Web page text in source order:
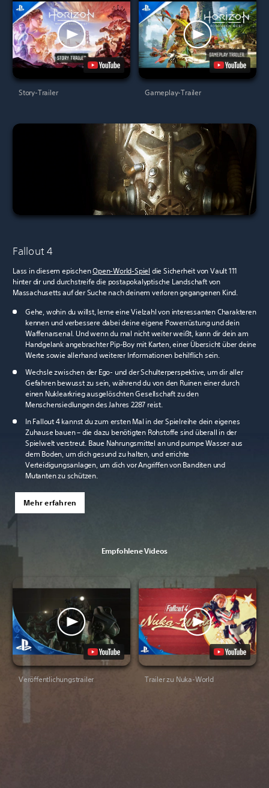
Story-Trailer Gameplay-Trailer
Fallout 4
Lass in diesem epischenOpen-World-Spiel die Sicherheit von Vault 111
hinter dir und durchstreife die postapokalyptische Landschaft von
Massachusetts auf der Suche nach deinem verloren gegangenen Kind.
Gehe, wohin du willst, lerne eine Vielzahl von interessanten Charakteren
kennen und verbessere dabei deine eigene Powerrüstung und dein
Waffenarsenal. Und wenn du mal nicht weiter weißt, kann dir dein am
Handgelank angebrachter Pip-Boy mit Karten, einer Übersicht über deine
Werte sowie allerhand weiterer Informationen behilflich sein.
Wechsle zwischen der Ego- und der Schulterperspektive, um dir aller
Gefahren bewusst zu sein, während du von den Ruinen einer durch
einen Nuklearkrieg ausgelöschten Gesellschaft zu den
Menschensiedlungen des Jahres 2287 reist.
In Fallout 4 kannst du zum ersten Mal in der Spielreihe dein eigenes
Zuhause bauen – die dazu benötigten Rohstoffe sind überall in der
Spielwelt verstreut. Baue Nahrungsmittel an und pumpe Wasser aus
dem Boden, um dich gesund zu halten, und errichte
Verteidigungsanlagen, um dich vor Angriffen von Banditen und
Mutanten zu schützen.
Mehr erfahren
Empfohlene Videos
Veröffentlichungstrailer Trailer zu Nuka-World